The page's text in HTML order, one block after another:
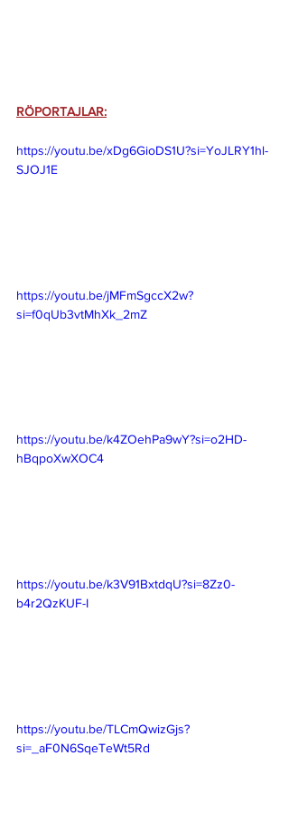
RÖPORTAJLAR:
https://youtu.be/xDg6GioDS1U?si=YoJLRY1hl-
SJOJ1E
https://youtu.be/jMFmSgccX2w?
si=f0qUb3vtMhXk_2mZ
https://youtu.be/k4ZOehPa9wY?si=o2HD-
hBqpoXwXOC4
https://youtu.be/k3V91BxtdqU?si=8Zz0-
b4r2QzKUF-I
https://youtu.be/TLCmQwizGjs?
si=_aF0N6SqeTeWt5Rd